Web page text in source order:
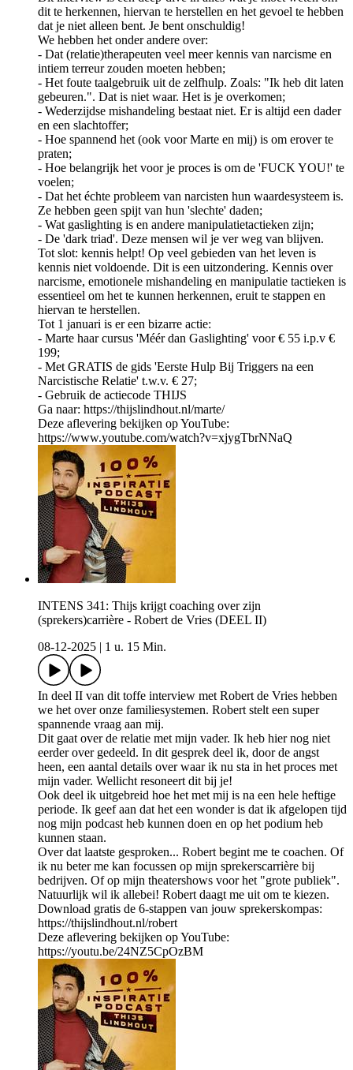
dit te herkennen, hiervan te herstellen en het gevoel te hebben
dat je niet alleen bent. Je bent onschuldig!
We hebben het onder andere over:
- Dat (relatie)therapeuten veel meer kennis van narcisme en
intiem terreur zouden moeten hebben;
- Het foute taalgebruik uit de zelfhulp. Zoals: "Ik heb dit laten
gebeuren.". Dat is niet waar. Het is je overkomen;
- Wederzijdse mishandeling bestaat niet. Er is altijd een dader
en een slachtoffer;
- Hoe spannend het (ook voor Marte en mij) is om erover te
praten;
- Hoe belangrijk het voor je proces is om de 'FUCK YOU!' te
voelen;
- Dat het échte probleem van narcisten hun waardesysteem is.
Ze hebben geen spijt van hun 'slechte' daden;
- Wat gaslighting is en andere manipulatietactieken zijn;
- De 'dark triad'. Deze mensen wil je ver weg van blijven.
Tot slot: kennis helpt! Op veel gebieden van het leven is
kennis niet voldoende. Dit is een uitzondering. Kennis over
narcisme, emotionele mishandeling en manipulatie tactieken is
essentieel om het te kunnen herkennen, eruit te stappen en
hiervan te herstellen.
Tot 1 januari is er een bizarre actie:
- Marte haar cursus 'Méér dan Gaslighting' voor € 55 i.p.v €
199;
- Met GRATIS de gids 'Eerste Hulp Bij Triggers na een
Narcistische Relatie' t.w.v. € 27;
- Gebruik de actiecode THIJS
Ga naar: https://thijslindhout.nl/marte/
Deze aflevering bekijken op YouTube:
https://www.youtube.com/watch?v=xjygTbrNNaQ
INTENS 341: Thijs krijgt coaching over zijn
(sprekers)carrière - Robert de Vries (DEEL II)
08-12-2025
1 u. 15 Min.
In deel II van dit toffe interview met Robert de Vries hebben
we het over onze familiesystemen. Robert stelt een super
spannende vraag aan mij.
Dit gaat over de relatie met mijn vader. Ik heb hier nog niet
eerder over gedeeld. In dit gesprek deel ik, door de angst
heen, een aantal details over waar ik nu sta in het proces met
mijn vader. Wellicht resoneert dit bij je!
Ook deel ik uitgebreid hoe het met mij is na een hele heftige
periode. Ik geef aan dat het een wonder is dat ik afgelopen tijd
nog mijn podcast heb kunnen doen en op het podium heb
kunnen staan.
Over dat laatste gesproken... Robert begint me te coachen. Of
ik nu beter me kan focussen op mijn sprekerscarrière bij
bedrijven. Of op mijn theatershows voor het "grote publiek".
Natuurlijk wil ik allebei! Robert daagt me uit om te kiezen.
Download gratis de 6-stappen van jouw sprekerskompas:
https://thijslindhout.nl/robert
Deze aflevering bekijken op YouTube:
https://youtu.be/24NZ5CpOzBM